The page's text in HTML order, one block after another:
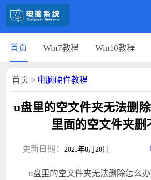
首页 Win7教程 Win10教程
首页 > 电脑硬件教程
u盘里的空文件夹无法删
里面的空文件夹删
更新日期： 2025年8月20日
u盘里的空文件夹无法删除怎么办